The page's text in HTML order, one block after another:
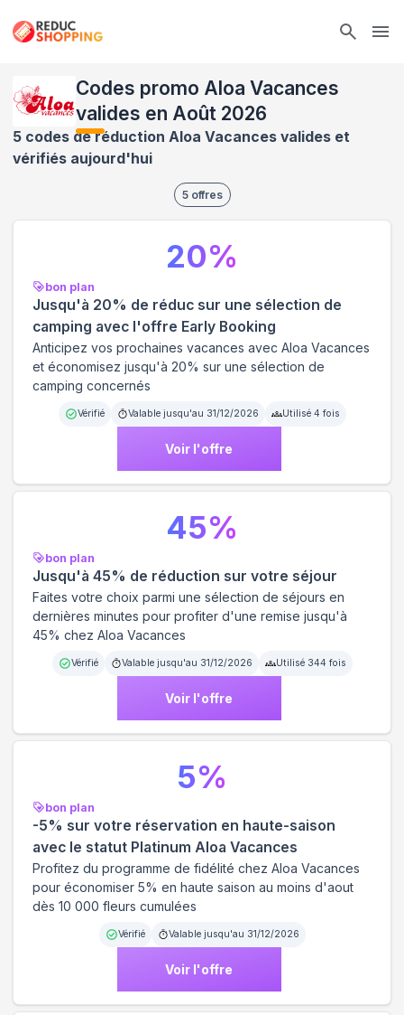
Codes promo Aloa Vacances
valides en Août 2026
5 codes de réduction Aloa Vacances valides et
vérifiés aujourd'hui
5 offres
bon plan
Jusqu'à 20% de réduc sur une sélection de
camping avec l'offre Early Booking
Anticipez vos prochaines vacances avec Aloa Vacances
et économisez jusqu'à 20% sur une sélection de
camping concernés
Vérifié Valable jusqu'au 31/12/2026 Utilisé 4 fois
Voir l'offre
20%
bon plan
Jusqu'à 45% de réduction sur votre séjour
Faites votre choix parmi une sélection de séjours en
dernières minutes pour profiter d'une remise jusqu'à
45% chez Aloa Vacances
Vérifié Valable jusqu'au 31/12/2026 Utilisé 344 fois
Voir l'offre
45%
bon plan
-5% sur votre réservation en haute-saison
avec le statut Platinum Aloa Vacances
Profitez du programme de fidélité chez Aloa Vacances
pour économiser 5% en haute saison au moins d'aout
dès 10 000 fleurs cumulées
Vérifié Valable jusqu'au 31/12/2026
Voir l'offre
5%